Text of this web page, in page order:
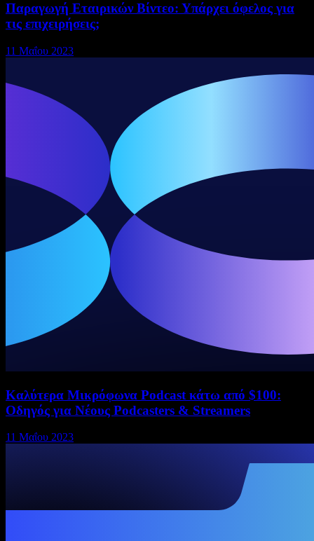
Παραγωγή Εταιρικών Βίντεο: Υπάρχει όφελος για
τις επιχειρήσεις;
11 Μαΐου 2023
Καλύτερα Μικρόφωνα Podcast κάτω από $100:
Οδηγός για Νέους Podcasters & Streamers
11 Μαΐου 2023